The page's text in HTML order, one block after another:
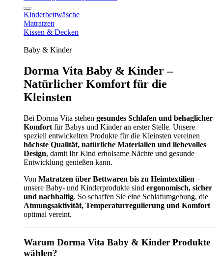
Kinderbettwäsche
Matratzen
Kissen & Decken
Baby & Kinder
Dorma Vita Baby & Kinder –
Natürlicher Komfort für die
Kleinsten
Bei Dorma Vita stehen gesundes Schlafen und behaglicher
Komfort für Babys und Kinder an erster Stelle. Unsere
speziell entwickelten Produkte für die Kleinsten vereinen
höchste Qualität, natürliche Materialien und liebevolles
Design, damit Ihr Kind erholsame Nächte und gesunde
Entwicklung genießen kann.
Von Matratzen über Bettwaren bis zu Heimtextilien –
unsere Baby- und Kinderprodukte sind ergonomisch, sicher
und nachhaltig. So schaffen Sie eine Schlafumgebung, die
Atmungsaktivität, Temperaturregulierung und Komfort
optimal vereint.
Warum Dorma Vita Baby & Kinder Produkte
wählen?